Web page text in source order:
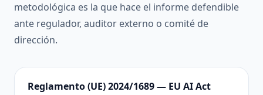
metodológica es la que hace el informe defendible
ante regulador, auditor externo o comité de
dirección.
Reglamento (UE) 2024/1689 — EU AI Act